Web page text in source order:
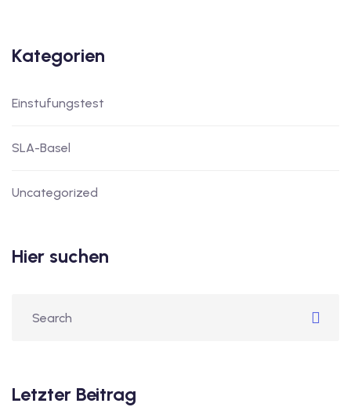
Kategorien
Einstufungstest
SLA-Basel
Uncategorized
Hier suchen
Letzter Beitrag